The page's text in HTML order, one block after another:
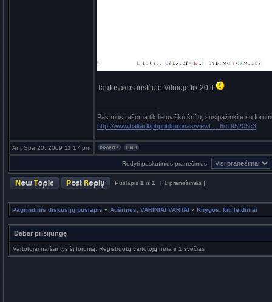
Tautosakos institute Vilniuje tik 20 lt
Pas mus rašoma tik lietuvišku šriftu, susipažinkite su
http://www.baltai.lt/phpbbkuronas/viewt ... 6d195205c3
Ant Spa 20, 2009 11:17 pm
Rodyti paskutinius pranešimus:
Puslapis 1 iš 1 [ 1 pranešimas ]
Pagrindinis diskusijų puslapis » Aušrinės, VARINIAI VARTAI » Knygos. kiti leidiniai
Dabar prisijungę
Vartotojai naršantys šį forumą: Registruotų vartotojų nėra ir 1 svečias